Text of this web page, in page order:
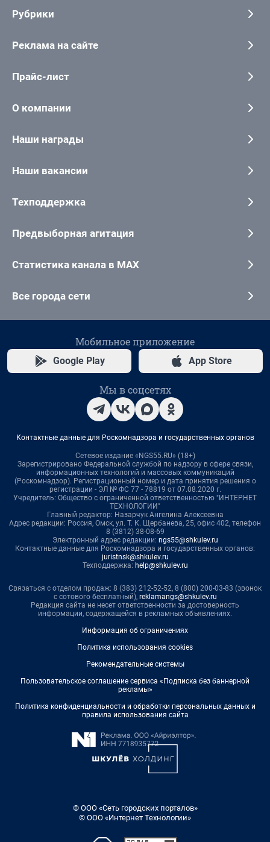
Рубрики
Реклама на сайте
Прайс-лист
О компании
Наши награды
Наши вакансии
Техподдержка
Предвыборная агитация
Статистика канала в MAX
Все города сети
Мобильное приложение
Google Play App Store
Мы в соцсетях
Контактные данные для Роскомнадзора и государственных органов
Сетевое издание «NGS55.RU» (18+)
Зарегистрировано Федеральной службой по надзору в сфере связи,
информационных технологий и массовых коммуникаций
(Роскомнадзор). Регистрационный номер и дата принятия решения о
регистрации - ЭЛ № ФС 77 - 78819 от 07.08.2020 г.
Учредитель: Общество с ограниченной ответственностью "ИНТЕРНЕТ
ТЕХНОЛОГИИ"
Главный редактор: Назарчук Ангелина Алексеевна
Адрес редакции: Россия, Омск, ул. Т. К. Щербанева, 25, офис 402, телефон
8 (3812) 38-08-69
Электронный адрес редакции: ngs55@shkulev.ru
Контактные данные для Роскомнадзора и государственных органов:
juristnsk@shkulev.ru
Техподдержка: help@shkulev.ru
Связаться с отделом продаж: 8 (383) 212-52-52, 8 (800) 200-03-83 (звонок
с сотового бесплатный), reklamangs@shkulev.ru
Редакция сайта не несет ответственности за достоверность
информации, содержащейся в рекламных объявлениях.
Информация об ограничениях
Политика использования cookies
Рекомендательные системы
Пользовательское соглашение сервиса «Подписка без баннерной
рекламы»
Политика конфиденциальности и обработки персональных данных и
правила использования сайта
© ООО «Сеть городских порталов»
© ООО «Интернет Технологии»